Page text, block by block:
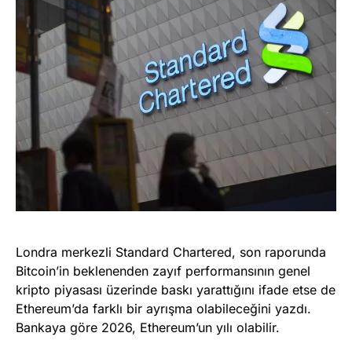
Londra merkezli Standard Chartered, son raporunda
Bitcoin’in beklenenden zayıf performansının genel
kripto piyasası üzerinde baskı yarattığını ifade etse de
Ethereum’da farklı bir ayrışma olabileceğini yazdı.
Bankaya göre 2026, Ethereum’un yılı olabilir.